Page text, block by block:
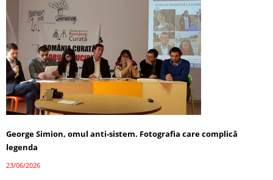
George Simion, omul anti-sistem. Fotografia care complică
legenda
23/06/2026